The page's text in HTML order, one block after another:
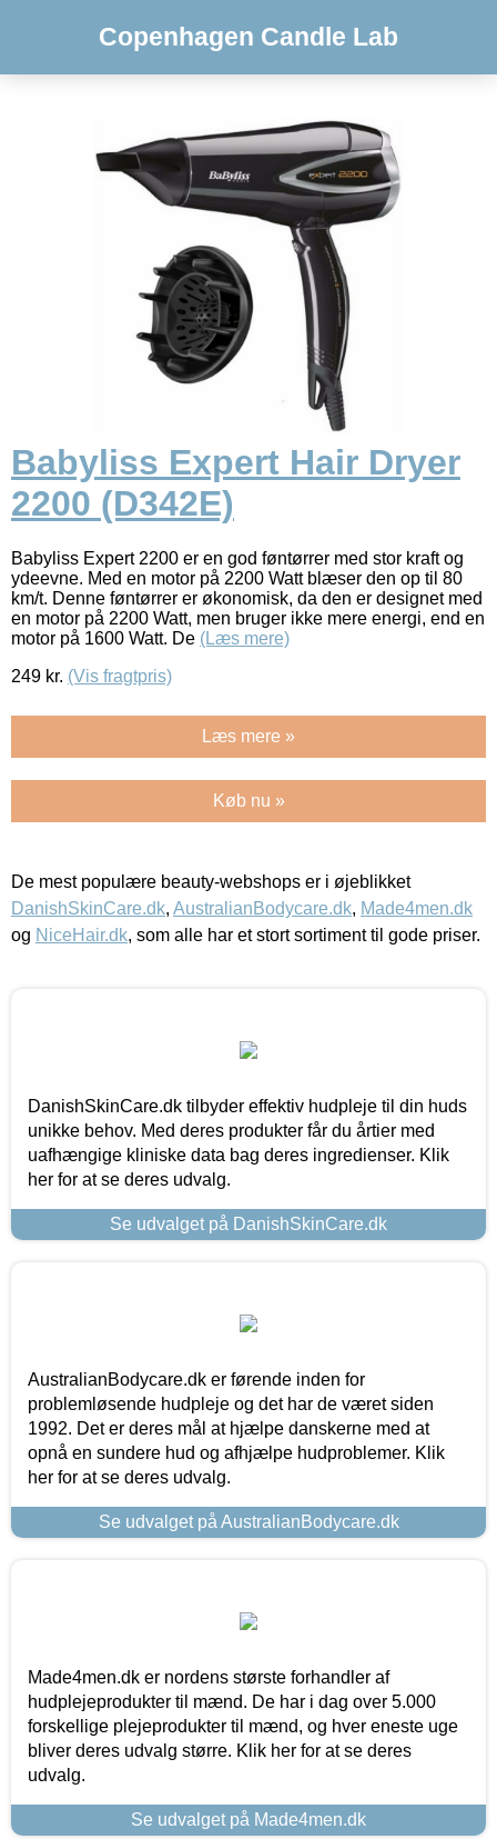
Copenhagen Candle Lab
Babyliss Expert Hair Dryer
2200 (D342E)
Babyliss Expert 2200 er en god føntørrer med stor kraft og
ydeevne. Med en motor på 2200 Watt blæser den op til 80
km/t. Denne føntørrer er økonomisk, da den er designet med
en motor på 2200 Watt, men bruger ikke mere energi, end en
motor på 1600 Watt. De (Læs mere)
249 kr. (Vis fragtpris)
Læs mere »
Køb nu »
De mest populære beauty-webshops er i øjeblikket
DanishSkinCare.dk, AustralianBodycare.dk, Made4men.dk
og NiceHair.dk, som alle har et stort sortiment til gode priser.
DanishSkinCare.dk tilbyder effektiv hudpleje til din huds
unikke behov. Med deres produkter får du årtier med
uafhængige kliniske data bag deres ingredienser. Klik
her for at se deres udvalg.
Se udvalget på DanishSkinCare.dk
AustralianBodycare.dk er førende inden for
problemløsende hudpleje og det har de været siden
1992. Det er deres mål at hjælpe danskerne med at
opnå en sundere hud og afhjælpe hudproblemer. Klik
her for at se deres udvalg.
Se udvalget på AustralianBodycare.dk
Made4men.dk er nordens største forhandler af
hudplejeprodukter til mænd. De har i dag over 5.000
forskellige plejeprodukter til mænd, og hver eneste uge
bliver deres udvalg større. Klik her for at se deres
udvalg.
Se udvalget på Made4men.dk